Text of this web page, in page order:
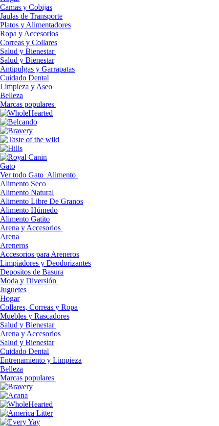
Camas y Cobijas
Jaulas de Transporte
Platos y Alimentadores
Ropa y Accesorios
Correas y Collares
Salud y Bienestar
Salud y Bienestar
Antipulgas y Garrapatas
Cuidado Dental
Limpieza y Aseo
Belleza
Marcas populares
Gato
Ver todo Gato Alimento
Alimento Seco
Alimento Natural
Alimento Libre De Granos
Alimento Húmedo
Alimento Gatito
Arena y Accesorios
Arena
Areneros
Accesorios para Areneros
Limpiadores y Deodorizantes
Depositos de Basura
Moda y Diversión
Juguetes
Hogar
Collares, Correas y Ropa
Muebles y Rascadores
Salud y Bienestar
Arena y Accesorios
Salud y Bienestar
Cuidado Dental
Entrenamiento y Limpieza
Belleza
Marcas populares